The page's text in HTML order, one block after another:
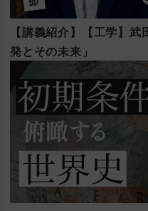
【講義紹介】【工学】
発とその未来」